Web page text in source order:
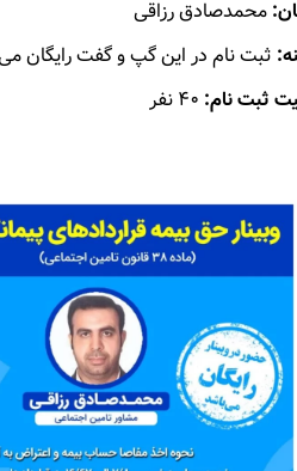
محمدصادق رزاقی
ثبت نام در این گپ و گفت رایگان
ثبت نام: ۴۰ نفر